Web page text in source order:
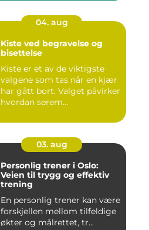
04. aug
Kiste ved begravelse og
bisettelse
Kiste er et av de viktigste
valgene som tas når en kjær
har gått bort. Valget påvirker
hvordan serem...
03. aug
Personlig trener i Oslo:
Veien til trygg og effektiv
trening
En personlig trener kan være
forskjellen mellom tilfeldige
økter og målrettet, tr...